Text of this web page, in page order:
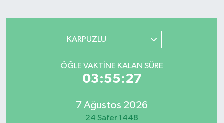
KARPUZLU
ÖĞLE VAKTINE KALAN SÜRE
03:55:27
7 Ağustos 2026
24 Safer 1448
EKONOMİ
GÜNCEL
Tüm Manşetler
Son Dakika Haberleri